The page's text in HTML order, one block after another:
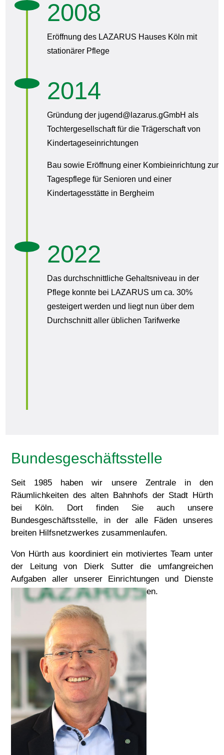
2008
Eröffnung des LAZARUS Hauses Köln mit
stationärer Pflege
2014
Gründung der jugend@lazarus.gGmbH als
Tochtergesellschaft für die Trägerschaft von
Kindertageseinrichtungen
Bau sowie Eröffnung einer Kombieinrichtung zur
Tagespflege für Senioren und einer
Kindertagesstätte in Bergheim
2022
Das durchschnittliche Gehaltsniveau in der
Pflege konnte bei LAZARUS um ca. 30%
gesteigert werden und liegt nun über dem
Durchschnitt aller üblichen Tarifwerke
Bundesgeschäftsstelle
Seit 1985 haben wir unsere Zentrale in den
Räumlichkeiten des alten Bahnhofs der Stadt Hürth
bei Köln. Dort finden Sie auch unsere
Bundesgeschäftsstelle, in der alle Fäden unseres
breiten Hilfsnetzwerkes zusammenlaufen.
Von Hürth aus koordiniert ein motiviertes Team unter
der Leitung von Dierk Sutter die umfangreichen
Aufgaben aller unserer Einrichtungen und Dienste
sowie die unserer Tochterunternehmen.